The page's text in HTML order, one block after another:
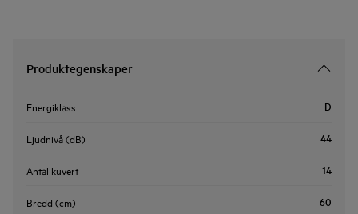
Produktegenskaper
Energiklass D
Ljudnivå (dB) 44
Antal kuvert 14
Bredd (cm) 60